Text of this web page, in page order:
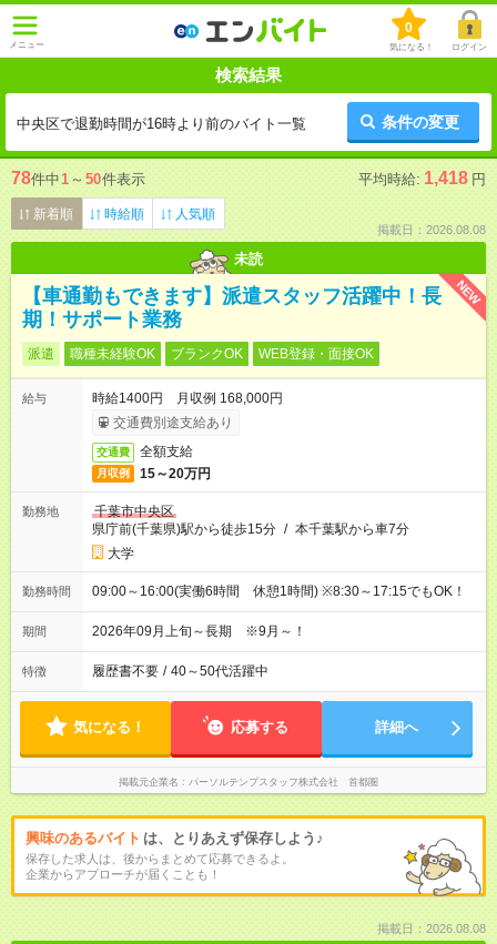
メニュー
0
気になる！ ログイン
検索結果
中央区で退勤時間が16時より前のバイト一覧 条件の変更
78件中1 ～ 50件表示 平均時給: 1,418 円
新着順 時給順 人気順
掲載日：2026.08.08
未読
NEW
【車通勤もできます】派遣スタッフ活躍中！長
期！サポート業務
派遣 職種未経験OK ブランクOK WEB登録・面接OK
給与
時給1400円 月収例 168,000円
交通費別途支給あり
交通費 全額支給
月収例 15～20万円
勤務地
千葉市中央区
県庁前(千葉県)駅から徒歩15分 / 本千葉駅から車7分
大学
勤務時間 09:00～16:00(実働6時間 休憩1時間) ※8:30～17:15でもOK！
期間 2026年09月上旬～長期 ※9月～！
特徴 履歴書不要 / 40～50代活躍中
気になる！ 応募する 詳細へ
掲載元企業名 パーソルテンプスタッフ株式会社 首都圏
興味のあるバイト は、とりあえず保存しよう♪
保存した求人は、後からまとめて応募できるよ。
企業からアプローチが届くことも！
掲載日：2026.08.08